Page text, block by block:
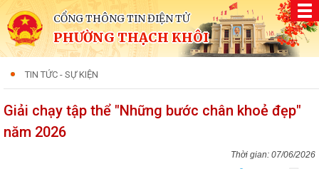
CỔNG THÔNG TIN ĐIỆN TỬ
PHƯỜNG THẠCH KHÔI
TIN TỨC - SỰ KIỆN
Giải chạy tập thể "Những bước chân khoẻ đẹp"
năm 2026
07/06/2026